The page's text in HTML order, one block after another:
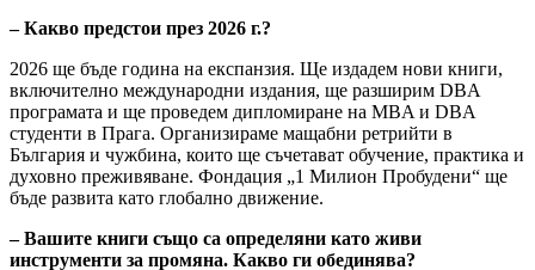
– Какво предстои през 2026 г.?
2026 ще бъде година на експанзия. Ще издадем нови книги,
включително международни издания, ще разширим DBA
програмата и ще проведем дипломиране на MBA и DBA
студенти в Прага. Организираме мащабни ретрийти в
България и чужбина, които ще съчетават обучение, практика и
духовно преживяване. Фондация „1 Милион Пробудени“ ще
бъде развита като глобално движение.
– Вашите книги също са определяни като живи
инструменти за промяна. Какво ги обединява?